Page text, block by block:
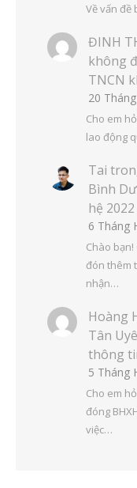
Về vấn đề
ĐINH
không
TNCN
20
Cho em
lao động
Tai
Bình
hệ 2022
6 Tháng
Chào
đón thêm
nhận…
Hoàng
Tân
thông
5 Tháng
Cho em
đóng
việc…